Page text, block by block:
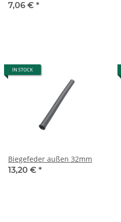
7,06 € *
IN STOCK
Biegefeder außen 32mm
13,20 € *